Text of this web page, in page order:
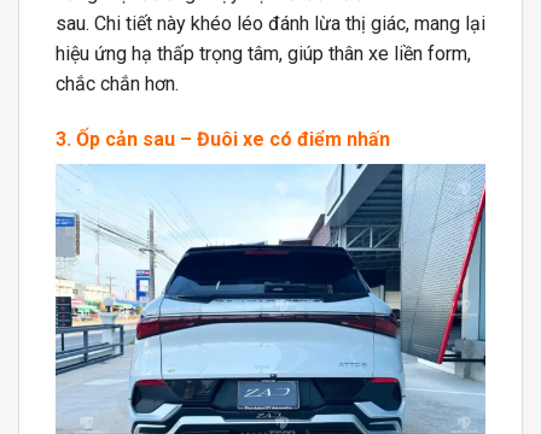
sau. Chi tiết này khéo léo đánh lừa thị giác, mang lại
hiệu ứng hạ thấp trọng tâm, giúp thân xe liền form,
chắc chắn hơn.
3. Ốp cản sau – Đuôi xe có điểm nhấn